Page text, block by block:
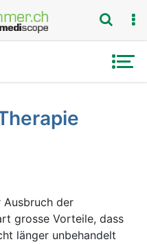
Ausbruch der
grosse Vorteile, dass
länger unbehandelt